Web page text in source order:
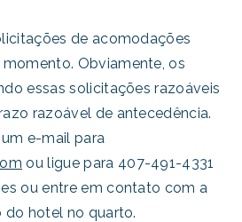
de acomodações
Obviamente, os
essas solicitações razoáveis
razoável de antecedência.
e-mail para
ou ligue para 407-491-4331
ou entre em contato com a
do hotel no quarto.